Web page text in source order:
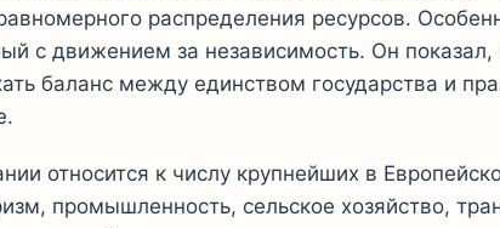
распределения ресурсов.
с движением за независимость. Он показал,
баланс между единством государства и
относится к числу крупнейших в
промышленность, сельское хозяйство,